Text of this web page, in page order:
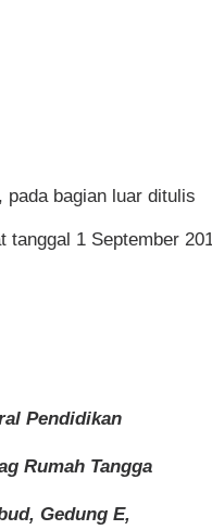
bagian luar ditulis
tanggal 1 September
Pendidikan
Rumah Tangga
Gedung E,